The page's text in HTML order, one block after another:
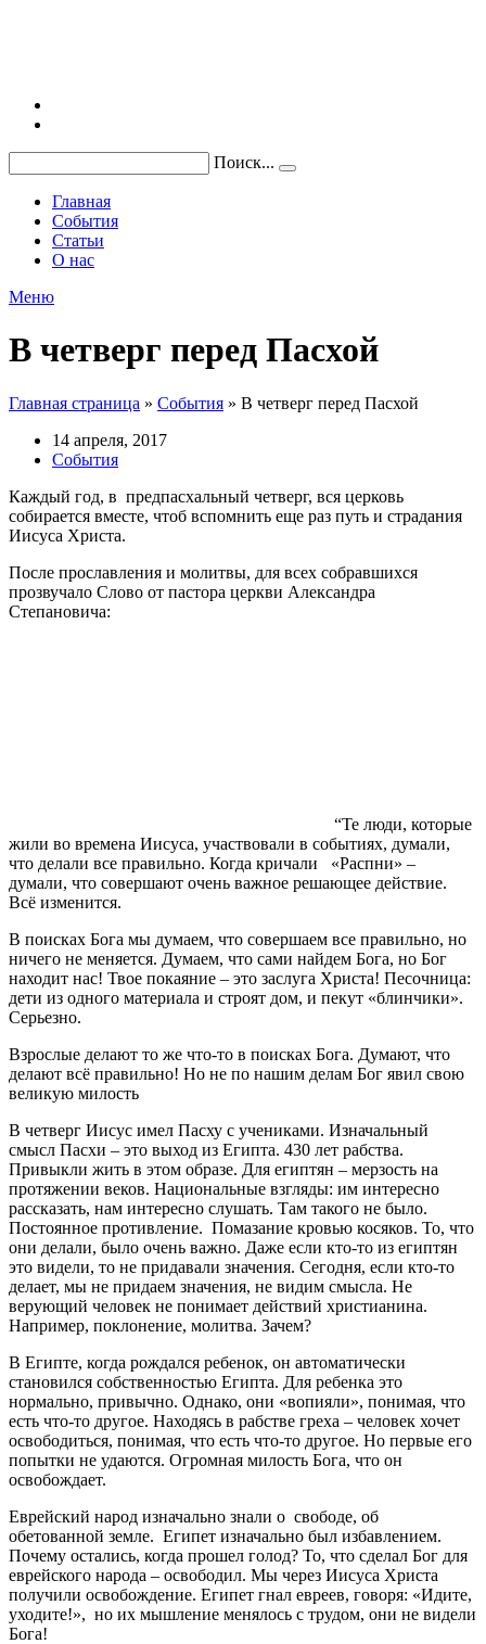
Поиск...
Главная
События
Статьи
О нас
Меню
В четверг перед Пасхой
Главная страница » События » В четверг перед Пасхой
14 апреля, 2017
События
Каждый год, в предпасхальный четверг, вся церковь
собирается вместе, чтоб вспомнить еще раз путь и страдания
Иисуса Христа.
После прославления и молитвы, для всех собравшихся
прозвучало Слово от пастора церкви Александра
Степановича:
“Те люди, которые
жили во времена Иисуса, участвовали в событиях, думали,
что делали все правильно. Когда кричали «Распни» –
думали, что совершают очень важное решающее действие.
Всё изменится.
В поисках Бога мы думаем, что совершаем все правильно, но
ничего не меняется. Думаем, что сами найдем Бога, но Бог
находит нас! Твое покаяние – это заслуга Христа! Песочница:
дети из одного материала и строят дом, и пекут «блинчики».
Серьезно.
Взрослые делают то же что-то в поисках Бога. Думают, что
делают всё правильно! Но не по нашим делам Бог явил свою
великую милость
В четверг Иисус имел Пасху с учениками. Изначальный
смысл Пасхи – это выход из Египта. 430 лет рабства.
Привыкли жить в этом образе. Для египтян – мерзость на
протяжении веков. Национальные взгляды: им интересно
рассказать, нам интересно слушать. Там такого не было.
Постоянное противление. Помазание кровью косяков. То, что
они делали, было очень важно. Даже если кто-то из египтян
это видели, то не придавали значения. Сегодня, если кто-то
делает, мы не придаем значения, не видим смысла. Не
верующий человек не понимает действий христианина.
Например, поклонение, молитва. Зачем?
В Египте, когда рождался ребенок, он автоматически
становился собственностью Египта. Для ребенка это
нормально, привычно. Однако, они «вопияли», понимая, что
есть что-то другое. Находясь в рабстве греха – человек хочет
освободиться, понимая, что есть что-то другое. Но первые его
попытки не удаются. Огромная милость Бога, что он
освобождает.
Еврейский народ изначально знали о свободе, об
обетованной земле. Египет изначально был избавлением.
Почему остались, когда прошел голод? То, что сделал Бог для
еврейского народа – освободил. Мы через Иисуса Христа
получили освобождение. Египет гнал евреев, говоря: «Идите,
уходите!», но их мышление менялось с трудом, они не видели
Бога!